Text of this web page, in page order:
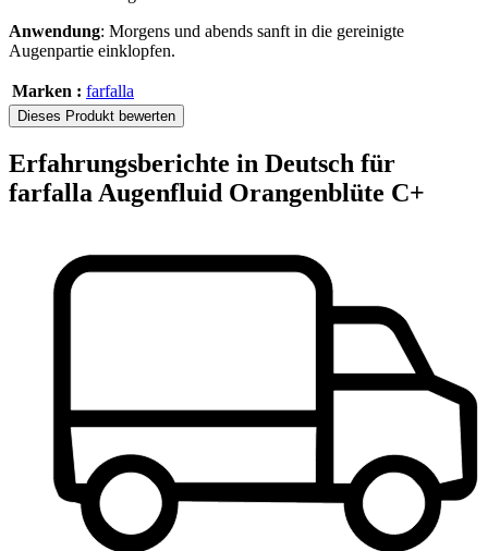
Anwendung: Morgens und abends sanft in die gereinigte
Augenpartie einklopfen.
Marken : farfalla
Dieses Produkt bewerten
Erfahrungsberichte in Deutsch für
farfalla Augenfluid Orangenblüte C+